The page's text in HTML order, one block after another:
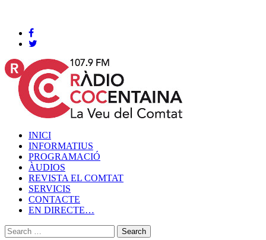
INICI
INFORMATIUS
PROGRAMACIÓ
ÀUDIOS
REVISTA EL COMTAT
SERVICIS
CONTACTE
EN DIRECTE…